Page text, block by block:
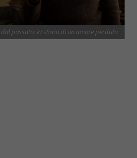
passato: la storia di un amore perduto